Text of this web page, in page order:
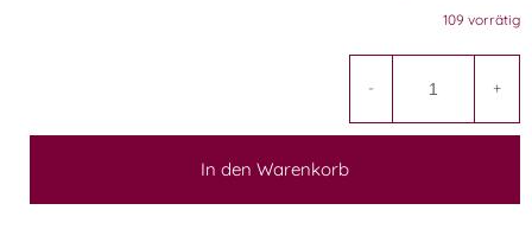
109 vorrätig
- +
In den Warenkorb